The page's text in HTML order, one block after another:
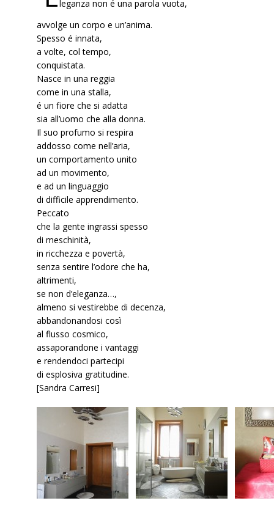
leganza non é una parola vuota,
avvolge un corpo e un’anima.
Spesso é innata,
a volte, col tempo,
conquistata.
Nasce in una reggia
come in una stalla,
é un fiore che si adatta
sia all’uomo che alla donna.
Il suo profumo si respira
addosso come nell’aria,
un comportamento unito
ad un movimento,
e ad un linguaggio
di difficile apprendimento.
Peccato
che la gente ingrassi spesso
di meschinità,
in ricchezza e povertà,
senza sentire l’odore che ha,
altrimenti,
se non d’eleganza…,
almeno si vestirebbe di decenza,
abbandonandosi così
al flusso cosmico,
assaporandone i vantaggi
e rendendoci partecipi
di esplosiva gratitudine.
[Sandra Carresi]